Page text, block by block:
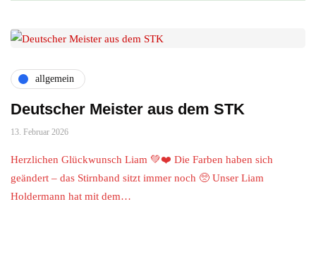
allgemein
Deutscher Meister aus dem STK
13. Februar 2026
Herzlichen Glückwunsch Liam 💚❤️ Die Farben haben sich
geändert – das Stirnband sitzt immer noch 🥺 Unser Liam
Holdermann hat mit dem…